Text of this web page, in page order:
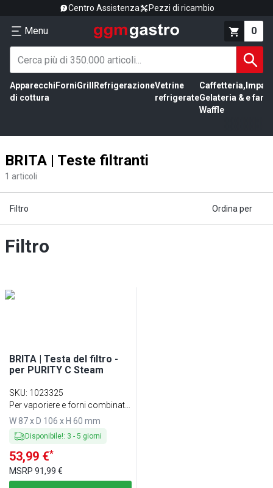
Centro Assistenza Pezzi di ricambio
Menu 0
Apparecchi
di cottura
ForniGrill RefrigerazioneVetrine
refrigerate
Caffetteria,
Gelateria &
Waffle
e
BRITA | Teste filtranti
1 articoli
Filtro Ordina per
Filtro
BRITA | Testa del filtro -
per PURITY C Steam
SKU: 1023325
Per vaporiere e forni combinati
a vapore
W 87 x D 106 x H 60 mm
Disponibile!: 3 - 5 giorni
53,99 €*
MSRP 91,99 €